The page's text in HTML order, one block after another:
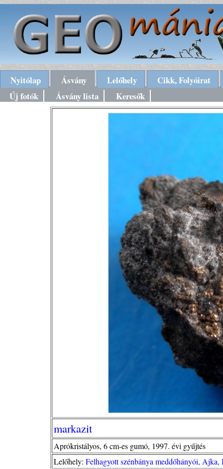
Nyitólap Ásvány Lelőhely
Cikk, Folyóirat
Új fotók
Ásvány lista Keresők
markazit
Aprókristályos, 6 cm-es gumó, 1997. évi gyűjtés
Lelőhely: Felhagyott szénbánya meddőhányói,